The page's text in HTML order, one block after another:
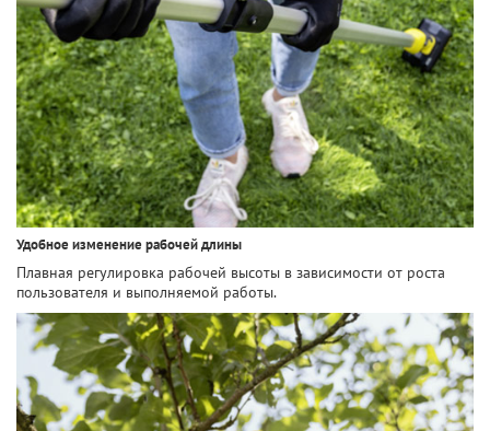
Удобное изменение рабочей длины
Плавная регулировка рабочей высоты в зависимости от роста
пользователя и выполняемой работы.